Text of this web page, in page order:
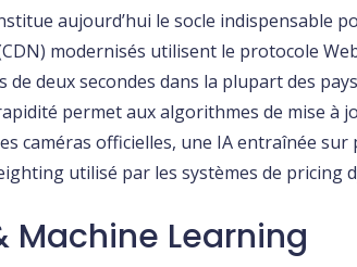
aujourd’hui le socle indispensable
modernisés utilisent le protocole
deux secondes dans la plupart des
permet aux algorithmes de mise à
caméras officielles, une IA entraînée
utilisé par les systèmes de pricing
Machine Learning